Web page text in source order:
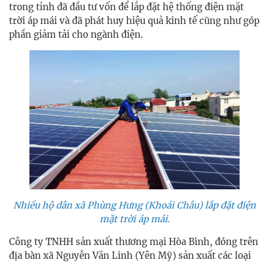
trong tỉnh đã đầu tư vốn để lắp đặt hệ thống điện mặt
trời áp mái và đã phát huy hiệu quả kinh tế cũng như góp
phần giảm tải cho ngành điện.
Nhiều hộ dân xã Phùng Hưng (Khoái Châu) lắp đặt điện
mặt trời áp mái.
Công ty TNHH sản xuất thương mại Hòa Bình, đóng trên
địa bàn xã Nguyễn Văn Linh (Yên Mỹ) sản xuất các loại